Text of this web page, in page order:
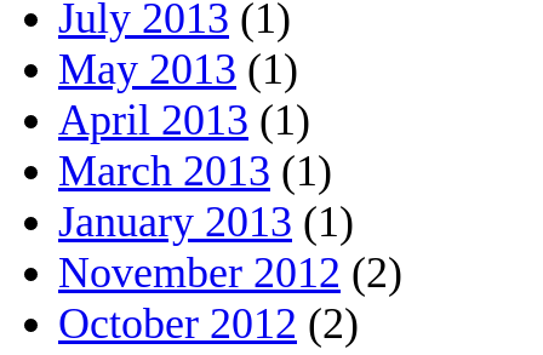
July 2013 (1)
May 2013 (1)
April 2013 (1)
March 2013 (1)
January 2013 (1)
November 2012 (2)
October 2012 (2)